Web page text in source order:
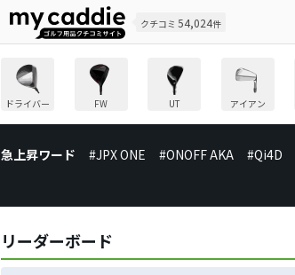
クチコミ 54,024件
ドライバー FW UT アイアン
急上昇ワード #JPX ONE #ONOFF AKA #Qi4D
リーダーボード